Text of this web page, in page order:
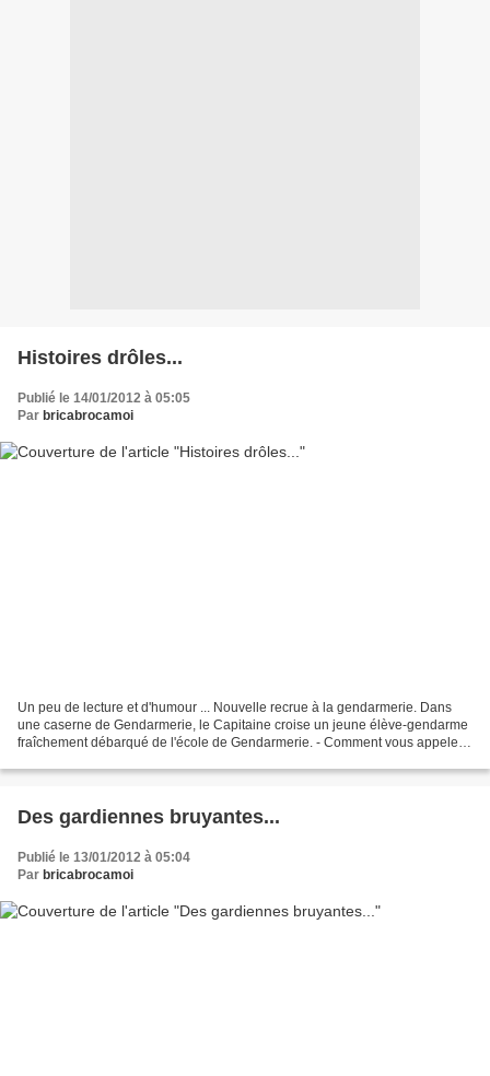
Histoires drôles...
Publié le 14/01/2012 à 05:05
Par bricabrocamoi
Un peu de lecture et d'humour ... Nouvelle recrue à la gendarmerie. Dans
une caserne de Gendarmerie, le Capitaine croise un jeune élève-gendarme
fraîchement débarqué de l'école de Gendarmerie. - Comment vous appelez-
Des gardiennes bruyantes...
Publié le 13/01/2012 à 05:04
Par bricabrocamoi